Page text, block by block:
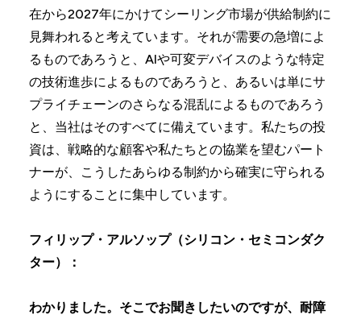
在から2027年にかけてシーリング市場が供給制約に
見舞われると考えています。それが需要の急増によ
るものであろうと、AIや可変デバイスのような特定
の技術進歩によるものであろうと、あるいは単にサ
プライチェーンのさらなる混乱によるものであろう
と、当社はそのすべてに備えています。私たちの投
資は、戦略的な顧客や私たちとの協業を望むパート
ナーが、こうしたあらゆる制約から確実に守られる
ようにすることに集中しています。
フィリップ・アルソップ（シリコン・セミコンダク
ター）：
わかりました。そこでお聞きしたいのですが、耐障